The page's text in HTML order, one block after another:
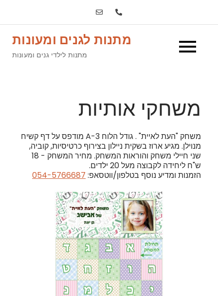
מתנות לגנים ומעונות
מתנות לילדי גנים ומעונות
משחקי אותיות
משחק "העת לאיית" . גודל הלוח A-3 מודפס על דף קשיח
מנוילן. מגיע ארוז בשקית ניילון בצירוף כרטיסיות, קוביה,
שני חיילי משחק והוראות המשחק. מחיר המשחק - 18
ש"ח ליחידה לקבוצה מעל 20 ילדים.
הזמנות ומדיע נוסף בטלפון/ווטסאפ: 054-5766687
משחק "העת לאיית"